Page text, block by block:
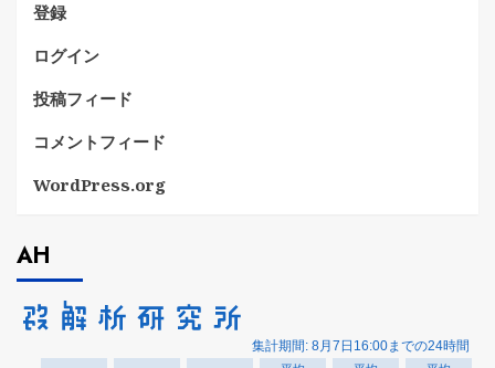
登録
ログイン
投稿フィード
コメントフィード
WordPress.org
AH